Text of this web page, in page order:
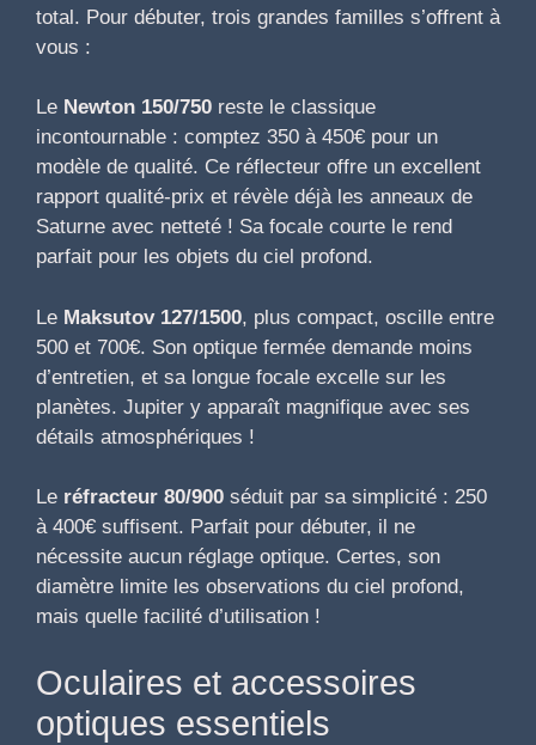
total. Pour débuter, trois grandes familles s’offrent à
vous :
Le Newton 150/750 reste le classique
incontournable : comptez 350 à 450€ pour un
modèle de qualité. Ce réflecteur offre un excellent
rapport qualité-prix et révèle déjà les anneaux de
Saturne avec netteté ! Sa focale courte le rend
parfait pour les objets du ciel profond.
Le Maksutov 127/1500, plus compact, oscille entre
500 et 700€. Son optique fermée demande moins
d’entretien, et sa longue focale excelle sur les
planètes. Jupiter y apparaît magnifique avec ses
détails atmosphériques !
Le réfracteur 80/900 séduit par sa simplicité : 250
à 400€ suffisent. Parfait pour débuter, il ne
nécessite aucun réglage optique. Certes, son
diamètre limite les observations du ciel profond,
mais quelle facilité d’utilisation !
Oculaires et accessoires
optiques essentiels